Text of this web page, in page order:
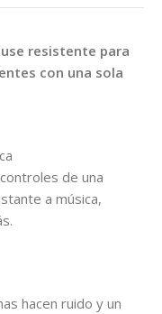
resistente para
con una sola
de una
a música,
hacen ruido y un